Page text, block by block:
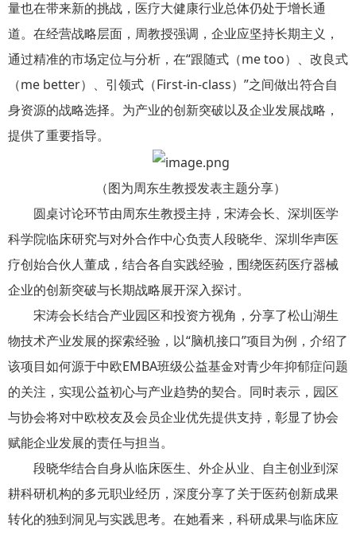
量也在带来新的挑战，医疗大健康行业总体仍处于增长通
道。在经营战略层面，周教授强调，企业应坚持长期主义，
通过精准的市场定位与分析，在“跟随式（me too）、改良式
（me better）、引领式（First-in-class）”之间做出符合自
身资源的战略选择。为产业的创新突破以及企业发展战略，
提供了重要指导。
（图为周东生教授发表主题分享）
圆桌讨论环节由周东生教授主持，宋涛会长、深圳医学
科学院临床研究与对外合作中心负责人段晓华、深圳华声医
疗创始合伙人董成，结合各自实践经验，围绕医药医疗器械
企业的创新突破与长期战略展开深入探讨。
宋涛会长结合产业园区和投资方视角，分享了松山湖生
物技术产业发展的探索经验，以“脑机接口”项目为例，介绍了
该项目如何源于中欧EMBA班级公益基金对青少年抑郁症问题
的关注，实现公益初心与产业趋势的契合。同时表示，园区
与协会将对中欧校友及会员企业优先提供支持，彰显了协会
赋能企业发展的责任与担当。
段晓华结合自身从临床医生、外企从业、自主创业到深
耕科研机构的多元职业经历，深度分享了关于医药创新成果
转化的独到洞见与实践思考。在她看来，科研成果与临床应